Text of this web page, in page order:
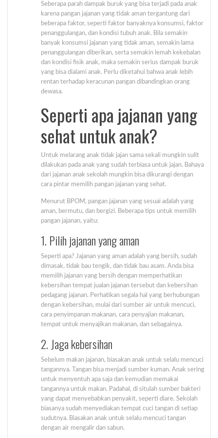
Seberapa parah dampak buruk yang bisa terjadi pada anak
karena pangan jajanan yang tidak aman tergantung dari
beberapa faktor, seperti faktor banyaknya konsumsi, faktor
penanggulangan, dan kondisi tubuh anak. Bila semakin
banyak konsumsi jajanan yang tidak aman, semakin lama
penanggulangan diberikan, serta semakin lemah kekebalan
dan kondisi fisik anak, maka semakin serius dampak buruk
yang bisa dialami anak. Perlu diketahui bahwa anak lebih
rentan terhadap keracunan pangan dibandingkan orang
dewasa.
Seperti apa jajanan yang
sehat untuk anak?
Untuk melarang anak tidak jajan sama sekali mungkin sulit
dilakukan pada anak yang sudah terbiasa untuk jajan. Bahaya
dari jajanan anak sekolah mungkin bisa dikurangi dengan
cara pintar memilih pangan jajanan yang sehat.
Menurut BPOM, pangan jajanan yang sesuai adalah yang
aman, bermutu, dan bergizi. Beberapa tips untuk memilih
pangan jajanan, yaitu:
1. Pilih jajanan yang aman
Seperti apa? Jajanan yang aman adalah yang bersih, sudah
dimasak, tidak bau tengik, dan tidak bau asam. Anda bisa
memilih jajanan yang bersih dengan memperhatikan
kebersihan tempat jualan jajanan tersebut dan kebersihan
pedagang jajanan. Perhatikan segala hal yang berhubungan
dengan kebersihan, mulai dari sumber air untuk mencuci,
cara penyimpanan makanan, cara penyajian makanan,
tempat untuk menyajikan makanan, dan sebagainya.
2. Jaga kebersihan
Sebelum makan jajanan, biasakan anak untuk selalu mencuci
tangannya. Tangan bisa menjadi sumber kuman. Anak sering
untuk menyentuh apa saja dan kemudian memakai
tangannya untuk makan. Padahal, di situlah sumber bakteri
yang dapat menyebabkan penyakit, seperti diare. Sekolah
biasanya sudah menyediakan tempat cuci tangan di setiap
sudutnya. Biasakan anak untuk selalu mencuci tangan
dengan air mengalir dan sabun.